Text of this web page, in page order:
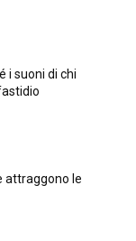
i suoni di chi
attraggono le